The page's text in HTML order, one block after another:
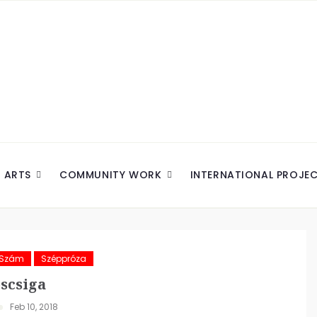
ARTS COMMUNITY WORK INTERNATIONAL
Széppróza
Feb 10, 2018